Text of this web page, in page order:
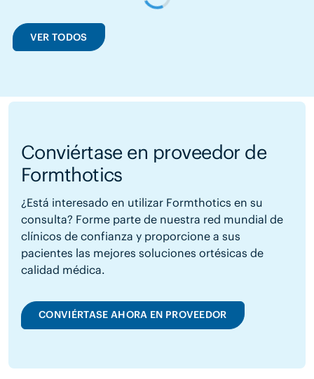
VER TODOS
Conviértase en proveedor de
Formthotics
¿Está interesado en utilizar Formthotics en su
consulta? Forme parte de nuestra red mundial de
clínicos de confianza y proporcione a sus
pacientes las mejores soluciones ortésicas de
calidad médica.
CONVIÉRTASE AHORA EN PROVEEDOR